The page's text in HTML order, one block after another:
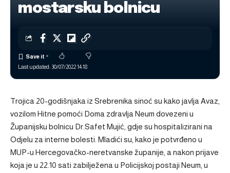
mostarsku bolnicu
Last updated: 30/07/2022 14:18
Trojica 20-godišnjaka iz Srebrenika sinoć su kako javlja Avaz,
vozilom Hitne pomoći Doma zdravlja Neum dovezeni u
Županijsku bolnicu Dr.Safet Mujić, gdje su hospitalizirani na
Odjelu za interne bolesti. Mladići su, kako je potvrđeno u
MUP-u Hercegovačko-neretvanske županije, a nakon prijave
koja je u 22.10 sati zabilježena u Policijskoj postaji Neum, u